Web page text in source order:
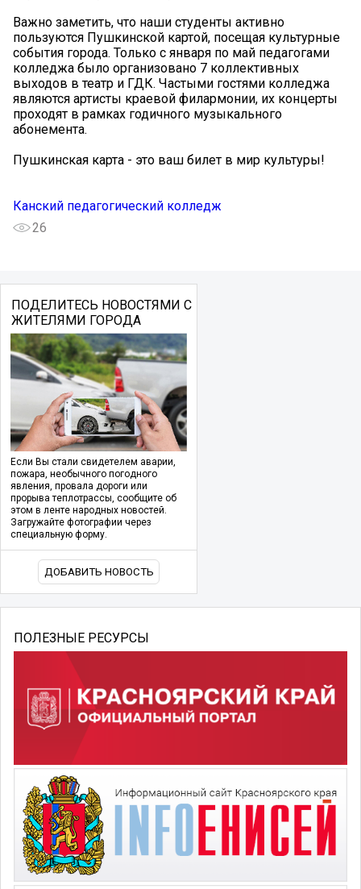
Важно заметить, что наши студенты активно
пользуются Пушкинской картой, посещая культурные
события города. Только с января по май педагогами
колледжа было организовано 7 коллективных
выходов в театр и ГДК. Частыми гостями колледжа
являются артисты краевой филармонии, их концерты
проходят в рамках годичного музыкального
абонемента.
Пушкинская карта - это ваш билет в мир культуры!
Канский педагогический колледж
26
ПОДЕЛИТЕСЬ НОВОСТЯМИ С
ЖИТЕЛЯМИ ГОРОДА
Если Вы стали свидетелем аварии,
пожара, необычного погодного
явления, провала дороги или
прорыва теплотрассы, сообщите об
этом в ленте народных новостей.
Загружайте фотографии через
специальную форму.
ДОБАВИТЬ НОВОСТЬ
ПОЛЕЗНЫЕ РЕСУРСЫ